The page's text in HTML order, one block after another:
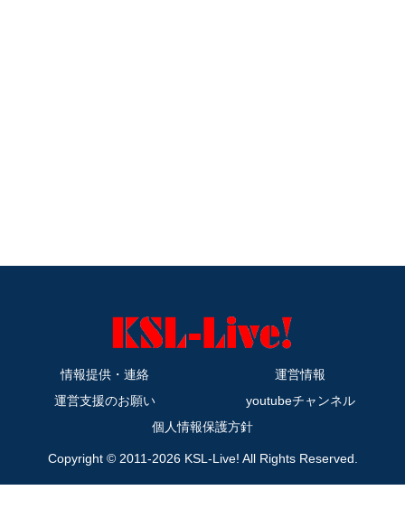
情報提供・連絡
運営情報
運営支援のお願い
youtubeチャンネル
個人情報保護方針
Copyright © 2011-2026 KSL-Live! All Rights Reserved.